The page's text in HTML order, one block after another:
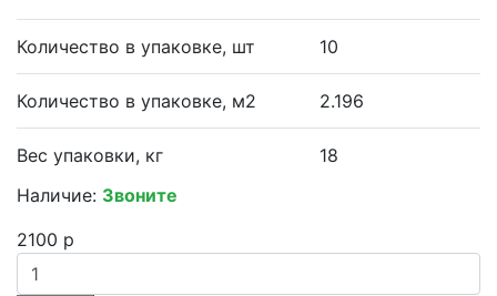
Количество в упаковке, шт 10
Количество в упаковке, м2 2.196
Вес упаковки, кг
18
Наличие: Звоните
2100 р